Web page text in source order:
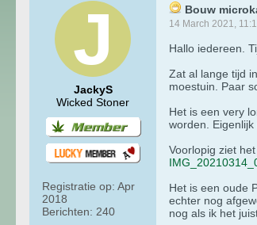
JackyS
Wicked Stoner
Registratie op: Apr
2018
Berichten: 240
Bouw
14 March 2021,
Hallo iedereen.
Zat al lange tijd
moestuin. Paar
Het is een very
worden.
Voorlopig ziet
Het is een oude
echter nog
nog als ik het